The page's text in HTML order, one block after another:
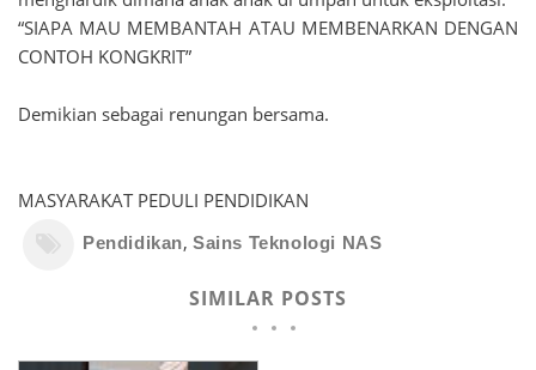
“SIAPA MAU MEMBANTAH ATAU MEMBENARKAN DENGAN
CONTOH KONGKRIT”
Demikian sebagai renungan bersama.
MASYARAKAT PEDULI PENDIDIKAN
Pendidikan, Sains Teknologi NAS
SIMILAR POSTS